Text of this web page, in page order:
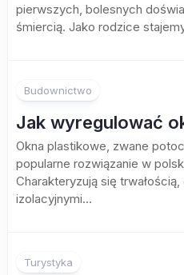
pierwszych, bolesnych
śmiercią. Jako rodzice
Budownictwo
Jak wyregulować
Okna plastikowe, zwane
popularne rozwiązanie w
Charakteryzują się
izolacyjnymi...
Turystyka